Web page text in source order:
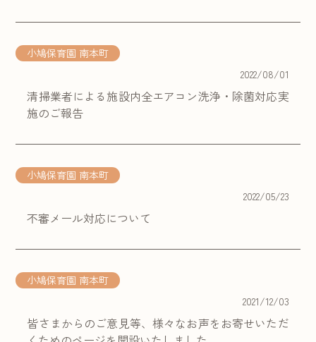
小鳩保育園 南本町
2022/08/01
清掃業者による施設内全エアコン洗浄・除菌対応実
施のご報告
小鳩保育園 南本町
2022/05/23
不審メール対応について
小鳩保育園 南本町
2021/12/03
皆さまからのご意見等、様々なお声をお寄せいただ